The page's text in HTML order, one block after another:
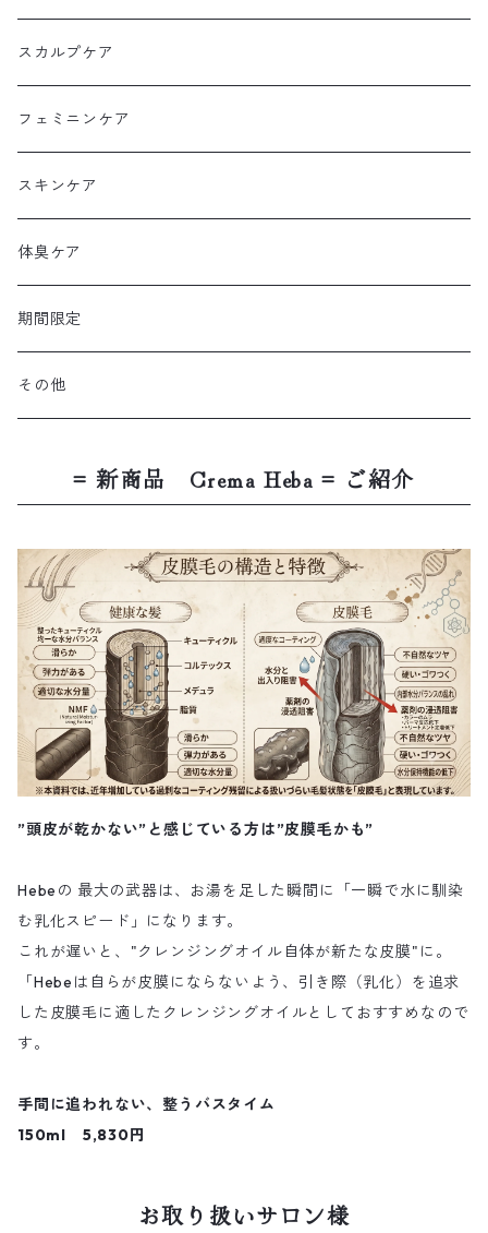
スカルプケア
フェミニンケア
スキンケア
体臭ケア
期間限定
その他
= 新商品 Crema Heba = ご紹介
”頭皮が乾かない”と感じている方は”皮膜毛かも”
Hebeの 最大の武器は、お湯を足した瞬間に「一瞬で水に馴染
む乳化スピード」になります。
これが遅いと、"クレンジングオイル自体が新たな皮膜"に。
「Hebeは自らが皮膜にならないよう、引き際（乳化）を追求
した皮膜毛に適したクレンジングオイルとしておすすめなので
す。
手間に追われない、整うバスタイム
150ml 5,830円
お取り扱いサロン様